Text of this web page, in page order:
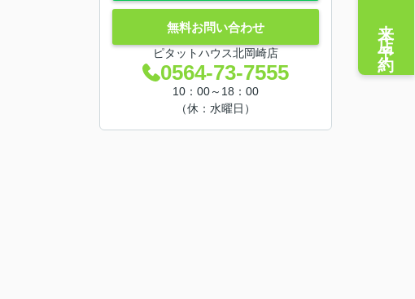
無料お問い合わせ
ピタットハウス北岡崎店
0564-73-7555
10：00～18：00
（休：水曜日）
来店予約